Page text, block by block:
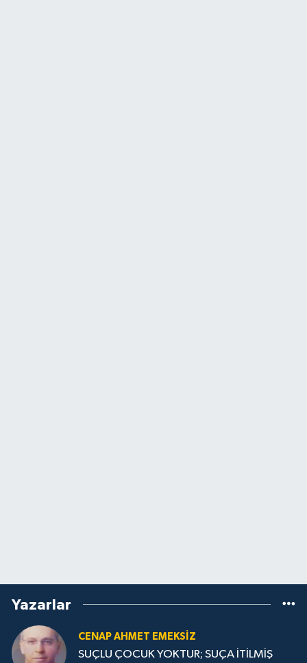
Yazarlar
CENAP AHMET EMEKSİZ
SUÇLU ÇOCUK YOKTUR; SUÇA İTİLMİŞ